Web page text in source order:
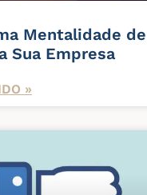
Mentalidade
Sua Empresa
»